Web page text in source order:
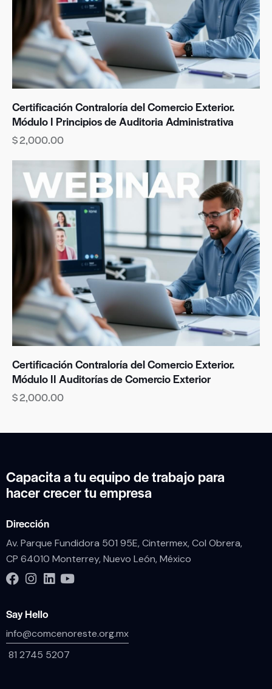
Certificación Contraloría del Comercio Exterior.
Módulo I Principios de Auditoria Administrativa
$2,000.00
Certificación Contraloría del Comercio Exterior.
Módulo II Auditorías de Comercio Exterior
$2,000.00
Capacita a tu equipo de trabajo para
hacer crecer tu empresa
Dirección
Av. Parque Fundidora 501 95E, Cintermex, Col Obrera,
CP 64010 Monterrey, Nuevo León, México
Say Hello
info@comcenoreste.org.mx
81 2745 5207